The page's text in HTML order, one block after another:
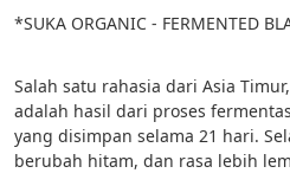
*SUKA ORGANIC - FERMENTED
Salah satu rahasia dari Asia
adalah hasil dari proses
yang disimpan selama 21 hari.
berubah hitam, dan rasa lebih